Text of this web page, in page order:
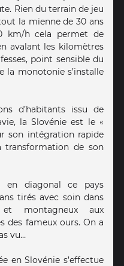
Rien du terrain de jeu
la mienne de 30 ans
km/h cela permet de
avalant les kilomètres
point sensible du
la monotonie s’installe
d’habitants issu de
la Slovénie est le «
son intégration rapide
transformation de son
en diagonal ce pays
tirés avec soin dans
montagneux aux
des fameux ours. On a
vu…
en Slovénie s’effectue